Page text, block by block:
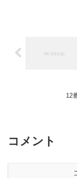
12
コメント